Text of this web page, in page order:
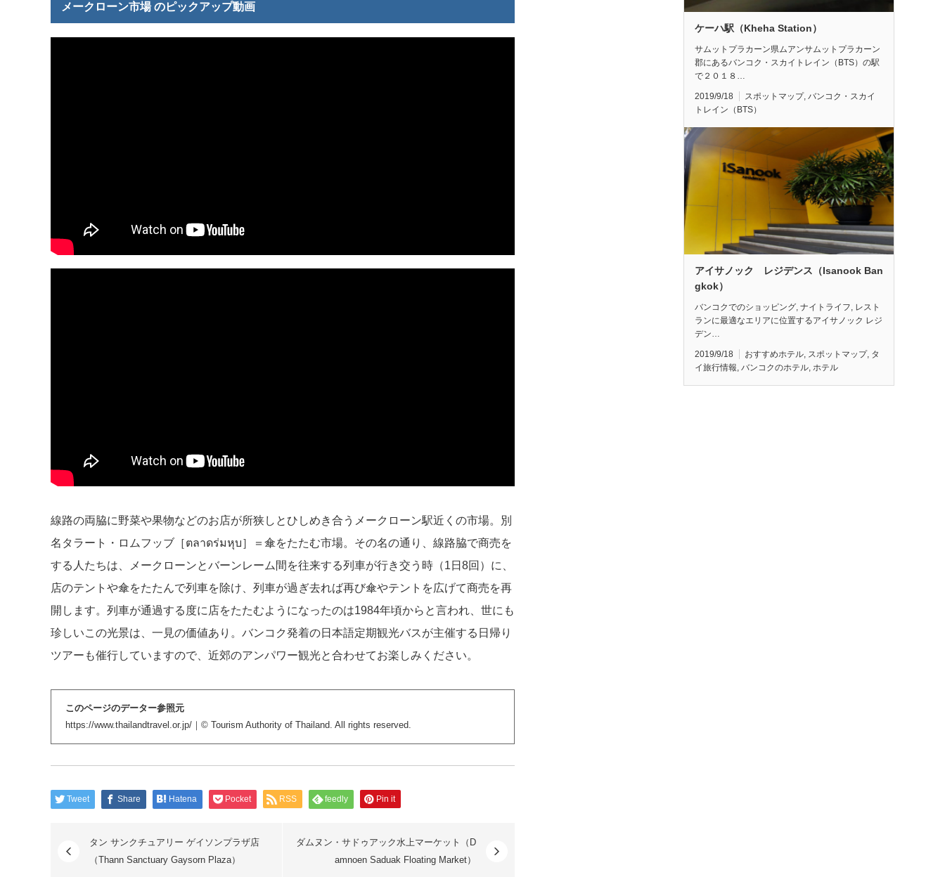
メークローン市場 のピックアップ動画
線路の両脇に野菜や果物などのお店が所狭しとひしめき合うメークローン駅近くの市場。別
名タラート・ロムフッブ［ตลาดร่มหุบ］＝傘をたたむ市場。その名の通り、線路脇で商売を
する人たちは、メークローンとバーンレーム間を往来する列車が行き交う時（1日8回）に、
店のテントや傘をたたんで列車を除け、列車が過ぎ去れば再び傘やテントを広げて商売を再
開します。列車が通過する度に店をたたむようになったのは1984年頃からと言われ、世にも
珍しいこの光景は、一見の価値あり。バンコク発着の日本語定期観光バスが主催する日帰り
ツアーも催行していますので、近郊のアンパワー観光と合わせてお楽しみください。
このページのデーター参照元
https://www.thailandtravel.or.jp/ ｜© Tourism Authority of Thailand. All rights reserved.
Tweet Share Hatena Pocket RSS feedly Pin it
タン サンクチュアリー ゲイソンプラザ店
（Thann Sanctuary Gaysorn Plaza）
ダムヌン・サドゥアック水上マーケット（D
amnoen Saduak Floating Market）
ケーハ駅（Kheha Station）
サムットプラカーン県ムアンサムットプラカーン
郡にあるバンコク・スカイトレイン（BTS）の駅
で２０１８…
2019/9/18 スポットマップ, バンコク・スカイ
トレイン（BTS）
アイサノック レジデンス（Isanook Ban
gkok）
バンコクでのショッピング, ナイトライフ, レスト
ランに最適なエリアに位置するアイサノック レジ
デン…
2019/9/18 おすすめホテル, スポットマップ, タ
イ旅行情報, バンコクのホテル, ホテル